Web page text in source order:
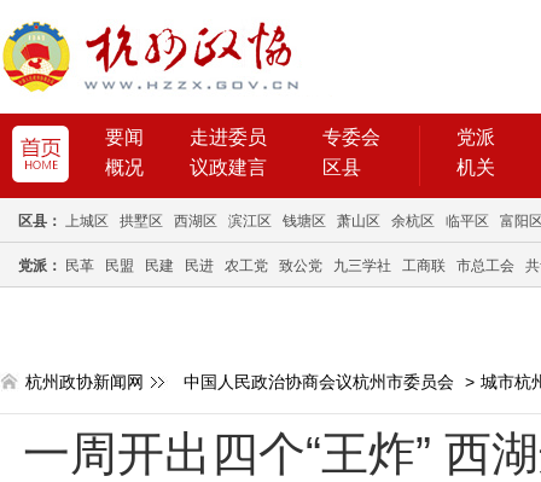
要闻 走进委员
专委会
概况
议政建言 区县
党派
机关
区县： 上城区 拱墅区 西湖区 滨江区 钱塘区 萧山区 余杭区 临平区 富阳
党派： 民革 民盟 民建 民进 农工党 致公党 九三学社 工商联 市总工会
杭州政协新闻网 中国人民政治协商会议杭州市委员会 > 城市杭
一周开出四个“王炸” 西